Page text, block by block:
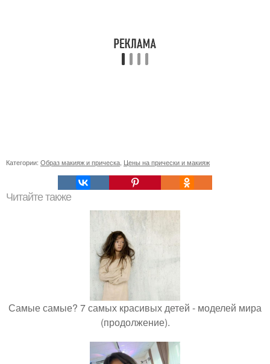
Категории: Образ макияж и прическа Цены на прически и макияж
Читайте также
Самые самые? 7 самых красивых детей - моделей мира
(продолжение).